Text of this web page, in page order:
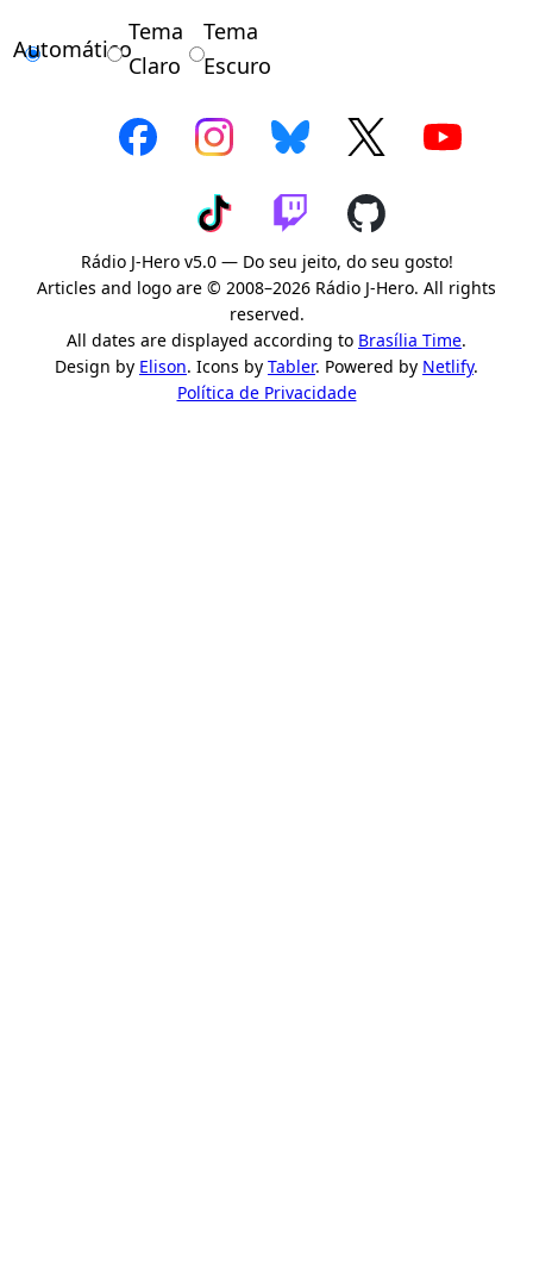
Automático
Tema
Claro
Tema
Escuro
Rádio J-Hero v5.0 — Do seu jeito, do seu gosto!
Articles and logo are © 2008–2026 Rádio J-Hero. All rights
reserved.
All dates are displayed according to Brasília Time.
Design by Elison. Icons by Tabler. Powered by Netlify.
Política de Privacidade